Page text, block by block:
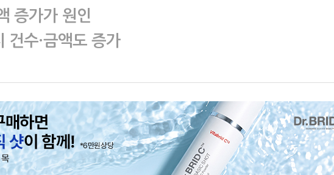
증가가 원인
건수·금액도 증가